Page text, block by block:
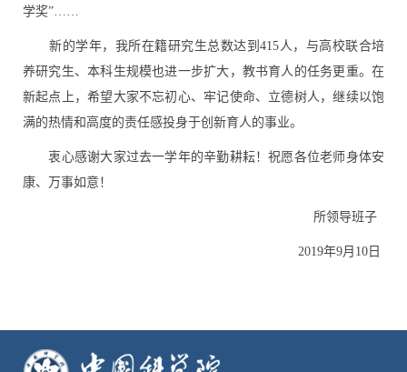
学奖”……
新的学年，我所在籍研究生总数达到415人，与高校联合培
养研究生、本科生规模也进一步扩大，教书育人的任务更重。在
新起点上，希望大家不忘初心、牢记使命、立德树人，继续以饱
满的热情和高度的责任感投身于创新育人的事业。
衷心感谢大家过去一学年的辛勤耕耘！祝愿各位老师身体安
康、万事如意！
所领导班子
2019年9月10日